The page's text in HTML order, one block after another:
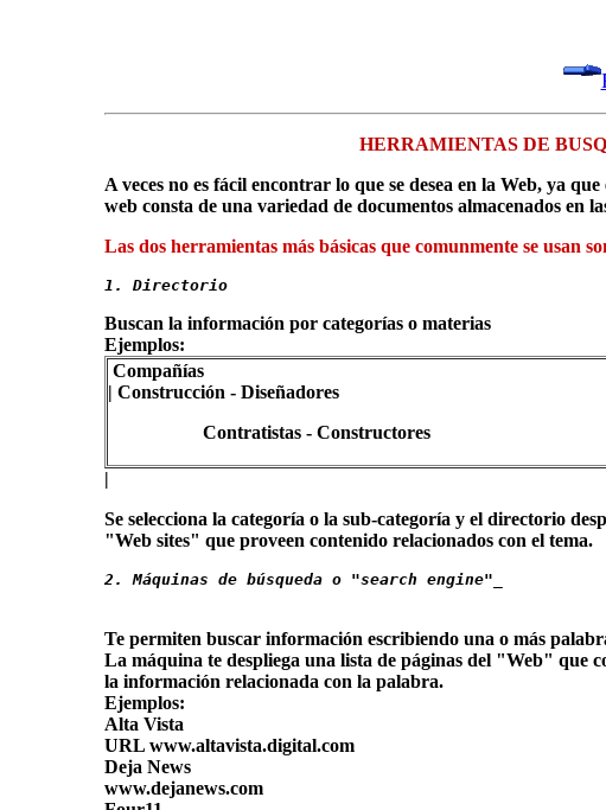
HERRAMIENTAS DE
A veces no es fácil encontrar lo que se desea en la Web, ya
web consta de una variedad de documentos almacenados en
Las dos herramientas más básicas que comunmente se usan
1. Directorio
Buscan la información por categorías o materias
Ejemplos:
Compañías
| Construcción - Diseñadores
Contratistas - Constructores
|
Se selecciona la categoría o la sub-categoría y el directorio
"Web sites" que proveen contenido relacionados con el tema.
2. Máquinas de búsqueda o "search engine"
Te permiten buscar información escribiendo una o más
La máquina te despliega una lista de páginas del "Web" que
la información relacionada con la palabra.
Ejemplos:
Alta Vista
URL www.altavista.digital.com
Deja News
www.dejanews.com